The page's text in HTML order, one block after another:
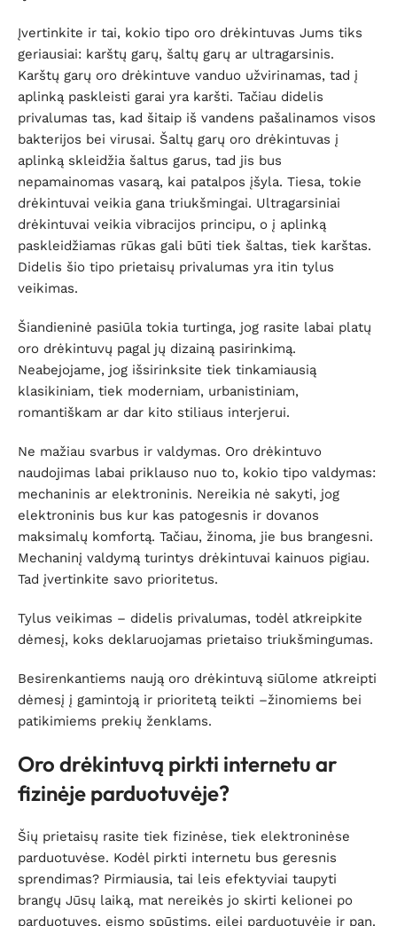
Įvertinkite ir tai, kokio tipo oro drėkintuvas Jums tiks
geriausiai: karštų garų, šaltų garų ar ultragarsinis.
Karštų garų oro drėkintuve vanduo užvirinamas, tad į
aplinką paskleisti garai yra karšti. Tačiau didelis
privalumas tas, kad šitaip iš vandens pašalinamos visos
bakterijos bei virusai. Šaltų garų oro drėkintuvas į
aplinką skleidžia šaltus garus, tad jis bus
nepamainomas vasarą, kai patalpos įšyla. Tiesa, tokie
drėkintuvai veikia gana triukšmingai. Ultragarsiniai
drėkintuvai veikia vibracijos principu, o į aplinką
paskleidžiamas rūkas gali būti tiek šaltas, tiek karštas.
Didelis šio tipo prietaisų privalumas yra itin tylus
veikimas.
Šiandieninė pasiūla tokia turtinga, jog rasite labai platų
oro drėkintuvų pagal jų dizainą pasirinkimą.
Neabejojame, jog išsirinksite tiek tinkamiausią
klasikiniam, tiek moderniam, urbanistiniam,
romantiškam ar dar kito stiliaus interjerui.
Ne mažiau svarbus ir valdymas. Oro drėkintuvo
naudojimas labai priklauso nuo to, kokio tipo valdymas:
mechaninis ar elektroninis. Nereikia nė sakyti, jog
elektroninis bus kur kas patogesnis ir dovanos
maksimalų komfortą. Tačiau, žinoma, jie bus brangesni.
Mechaninį valdymą turintys drėkintuvai kainuos pigiau.
Tad įvertinkite savo prioritetus.
Tylus veikimas – didelis privalumas, todėl atkreipkite
dėmesį, koks deklaruojamas prietaiso triukšmingumas.
Besirenkantiems naują oro drėkintuvą siūlome atkreipti
dėmesį į gamintoją ir prioritetą teikti –žinomiems bei
patikimiems prekių ženklams.
Oro drėkintuvą pirkti internetu ar
fizinėje parduotuvėje?
Šių prietaisų rasite tiek fizinėse, tiek elektroninėse
parduotuvėse. Kodėl pirkti internetu bus geresnis
sprendimas? Pirmiausia, tai leis efektyviai taupyti
brangų Jūsų laiką, mat nereikės jo skirti kelionei po
parduotuves, eismo spūstims, eilei parduotuvėje ir pan.